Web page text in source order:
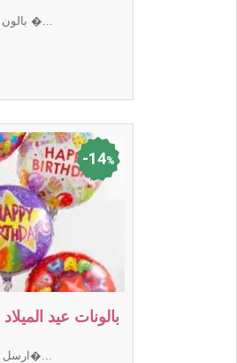
بالون دباديب الحب الكبيرة...مع �...
14%
Birthday Balloons بالونات عيد الميلاد
ارسل هدية عيد الميلاد التي ترق�...